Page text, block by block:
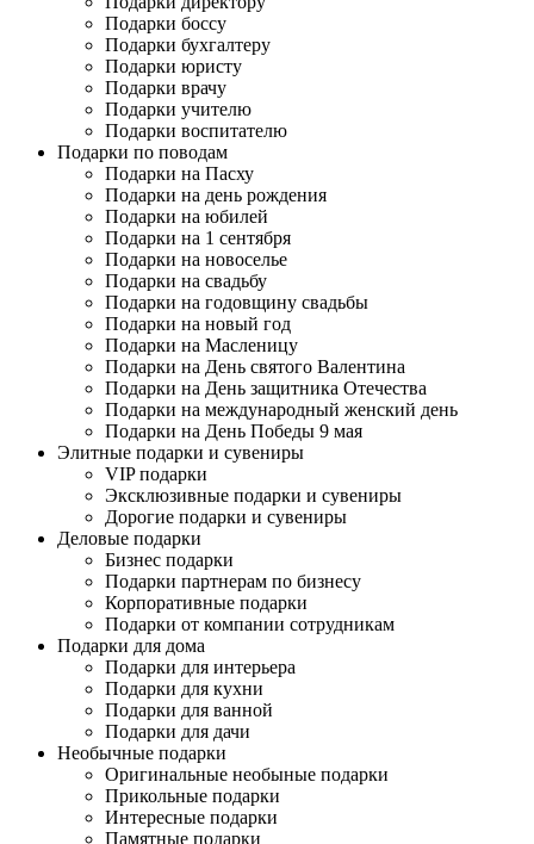
Подарки боссу
Подарки бухгалтеру
Подарки юристу
Подарки врачу
Подарки учителю
Подарки воспитателю
Подарки по поводам
Подарки на Пасху
Подарки на день рождения
Подарки на юбилей
Подарки на 1 сентября
Подарки на новоселье
Подарки на свадьбу
Подарки на годовщину свадьбы
Подарки на новый год
Подарки на Масленицу
Подарки на День святого Валентина
Подарки на День защитника Отечества
Подарки на международный женский день
Подарки на День Победы 9 мая
Элитные подарки и сувениры
VIP подарки
Эксклюзивные подарки и сувениры
Дорогие подарки и сувениры
Деловые подарки
Бизнес подарки
Подарки партнерам по бизнесу
Корпоративные подарки
Подарки от компании сотрудникам
Подарки для дома
Подарки для интерьера
Подарки для кухни
Подарки для ванной
Подарки для дачи
Необычные подарки
Оригинальные необыные подарки
Прикольные подарки
Интересные подарки
Памятные подарки